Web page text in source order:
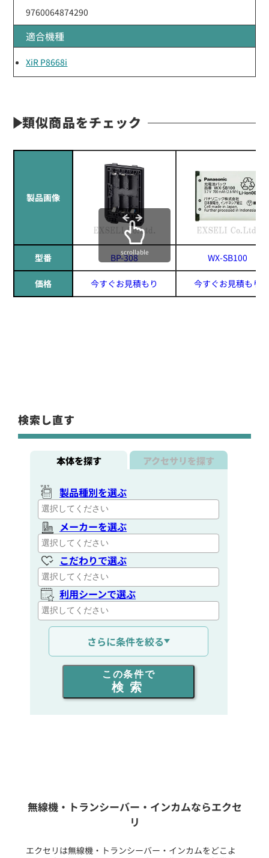
9760064874290
適合機種
XiR P8668i
類似商品をチェック
製品画像
型番 BP-308 WX-SB100
価格 今すぐお見積もり 今すぐお見積もり
scrollable
検索し直す
本体を探す アクセサリを探す
製品種別を選ぶ
メーカーを選ぶ
こだわりで選ぶ
利用シーンで選ぶ
通信距離を選ぶ
出力を選ぶ
同時通話人数を選ぶ
フリーワード入力(製品名等)
さらに条件を絞る
この条件で
検索
無線機・トランシーバー・インカムならエクセ
リ
エクセリは無線機・トランシーバー・インカムをどこよ